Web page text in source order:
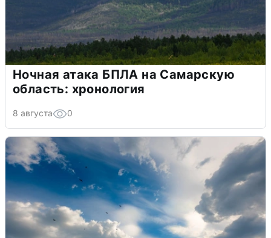
Ночная атака БПЛА на Самарскую
область: хронология
8 августа 0